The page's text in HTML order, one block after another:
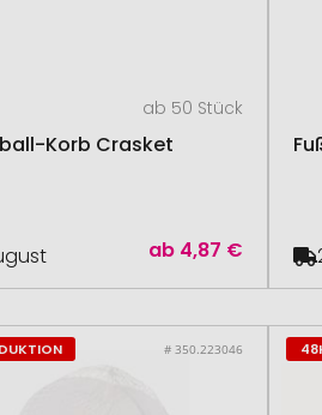
ab 50 Stück
Korb Crasket
ab 4,87 €
# 350.223046